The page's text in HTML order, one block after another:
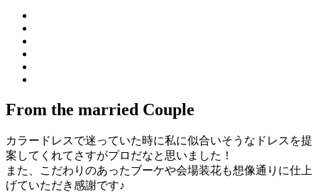
From the married Couple
カラードレスで迷っていた時に私に似合いそうなドレスを提
案してくれてさすがプロだなと思いました！
また、こだわりのあったブーケや会場装花も想像通りに仕上
げていただき感謝です♪